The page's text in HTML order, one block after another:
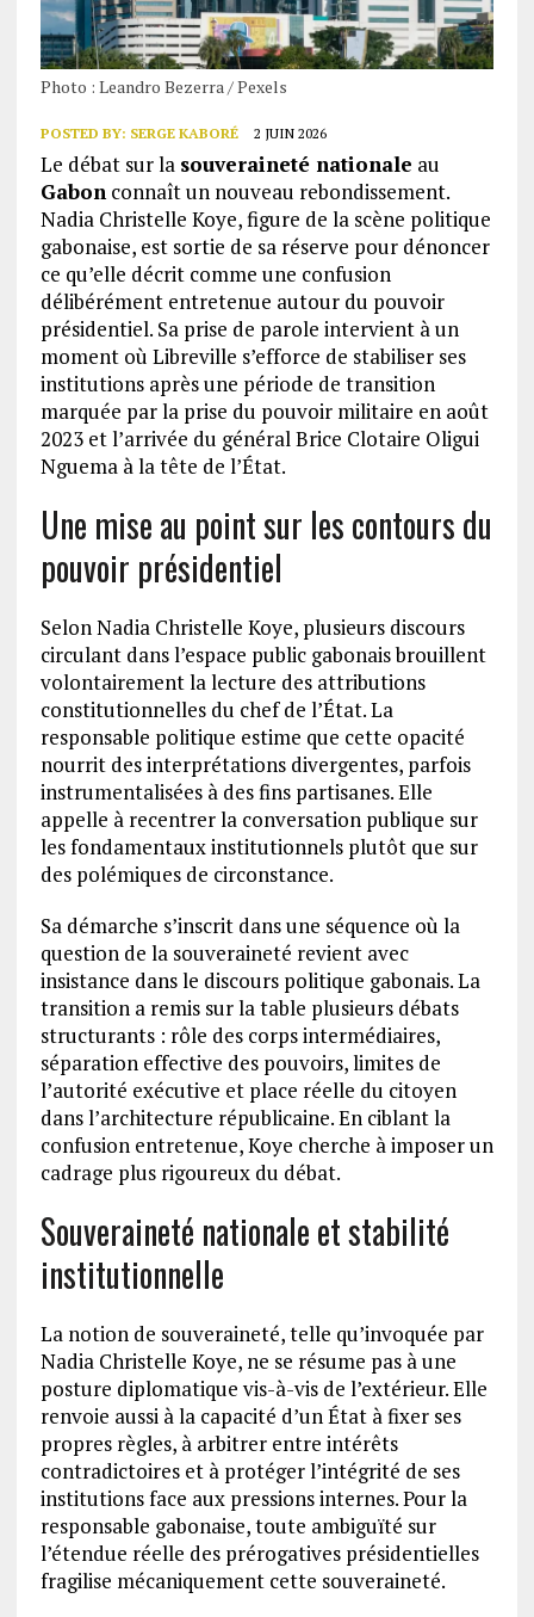
Photo : Leandro Bezerra / Pexels
POSTED BY: SERGE KABORÉ 2 JUIN 2026
Le débat sur la souveraineté nationale au
Gabonconnaît un nouveau rebondissement.
Nadia Christelle Koye, figure de la scène politique
gabonaise, est sortie de sa réserve pour dénoncer
ce qu’elle décrit comme une confusion
délibérément entretenue autour du pouvoir
présidentiel. Sa prise de parole intervient à un
moment où Libreville s’efforce de stabiliser ses
institutions après une période de transition
marquée par la prise du pouvoir militaire en août
2023 et l’arrivée du général Brice Clotaire Oligui
Nguema à la tête de l’État.
Une mise au point sur les contours du
pouvoir présidentiel
Selon Nadia Christelle Koye, plusieurs discours
circulant dans l’espace public gabonais brouillent
volontairement la lecture des attributions
constitutionnelles du chef de l’État. La
responsable politique estime que cette opacité
nourrit des interprétations divergentes, parfois
instrumentalisées à des fins partisanes. Elle
appelle à recentrer la conversation publique sur
les fondamentaux institutionnels plutôt que sur
des polémiques de circonstance.
Sa démarche s’inscrit dans une séquence où la
question de la souveraineté revient avec
insistance dans le discours politique gabonais. La
transition a remis sur la table plusieurs débats
structurants : rôle des corps intermédiaires,
séparation effective des pouvoirs, limites de
l’autorité exécutive et place réelle du citoyen
dans l’architecture républicaine. En ciblant la
confusion entretenue, Koye cherche à imposer un
cadrage plus rigoureux du débat.
Souveraineté nationale et stabilité
institutionnelle
La notion de souveraineté, telle qu’invoquée par
Nadia Christelle Koye, ne se résume pas à une
posture diplomatique vis-à-vis de l’extérieur. Elle
renvoie aussi à la capacité d’un État à fixer ses
propres règles, à arbitrer entre intérêts
contradictoires et à protéger l’intégrité de ses
institutions face aux pressions internes. Pour la
responsable gabonaise, toute ambiguïté sur
l’étendue réelle des prérogatives présidentielles
fragilise mécaniquement cette souveraineté.